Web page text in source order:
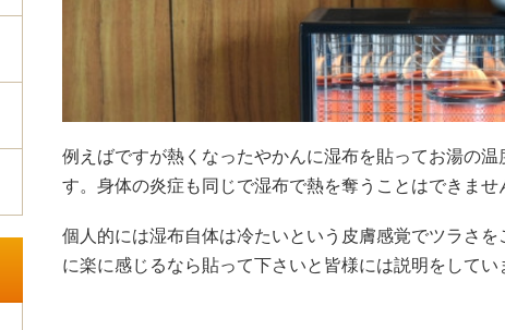
例えばですが熱くなったやかんに湿布を貼ってお湯の
す。身体の炎症も同じで湿布で熱を奪うことはできませ
個人的には湿布自体は冷たいという皮膚感覚でツラさ
に楽に感じるなら貼って下さいと皆様には説明をしてい